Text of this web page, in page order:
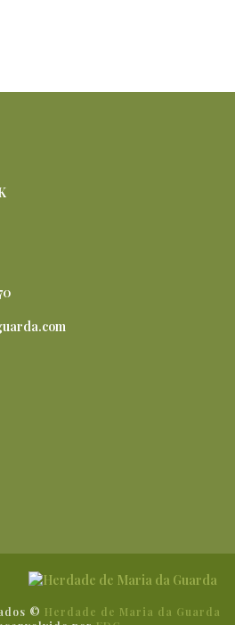
© Herdade de Maria da Guarda